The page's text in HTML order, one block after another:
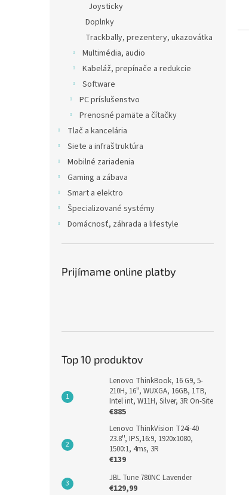
Joysticky
Doplnky
Trackbally, prezentery, ukazovátka
Multimédia, audio
Kabeláž, prepínače a redukcie
Software
PC príslušenstvo
Prenosné pamäte a čítačky
Tlač a kancelária
Siete a infraštruktúra
Mobilné zariadenia
Gaming a zábava
Smart a elektro
Špecializované systémy
Domácnosť, záhrada a lifestyle
Prijímame online platby
Top 10 produktov
Lenovo ThinkBook, 16 G9, 5-
210H, 16'', WUXGA, 16GB, 1TB,
Intel int, W11H, Silver, 3R On-Site
€885
Lenovo ThinkVision T24i-40
23.8'', IPS,16:9, 1920x1080,
1500:1, 4ms, 3R
€139
JBL Tune 780NC Lavender
€129,99